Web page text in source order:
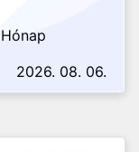
2026. 08. 06.